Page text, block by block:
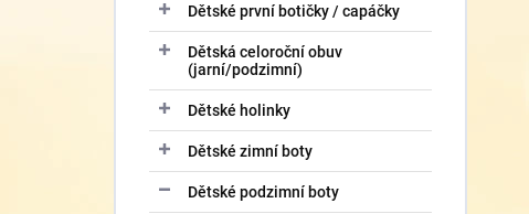
Dětské první botičky / capáčky
Dětská celoroční obuv
(jarní/podzimní)
Dětské holinky
Dětské zimní boty
Dětské podzimní boty